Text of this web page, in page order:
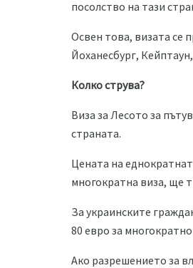
посолство на тази
Освен това, визата се
Йоханесбург,
Колко струва?
Виза за Лесото за
страната.
Цената на
многократна виза, ще
За украинските
80 евро за
Ако разрешението за